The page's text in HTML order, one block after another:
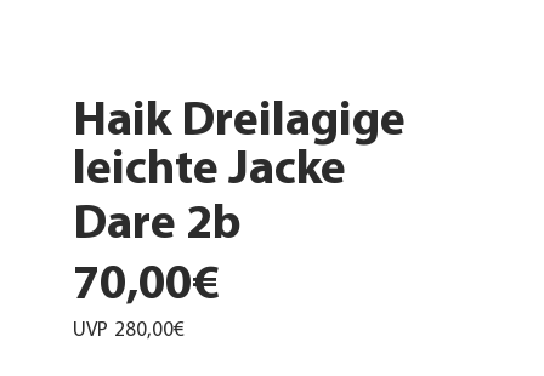
Haik Dreilagige
leichte Jacke
Dare 2b
70,00€
UVP 280,00€